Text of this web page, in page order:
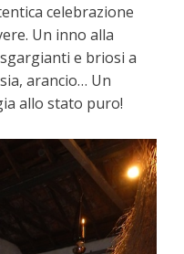
celebrazione
Un inno alla
e briosi a
arancio… Un
allo stato puro!